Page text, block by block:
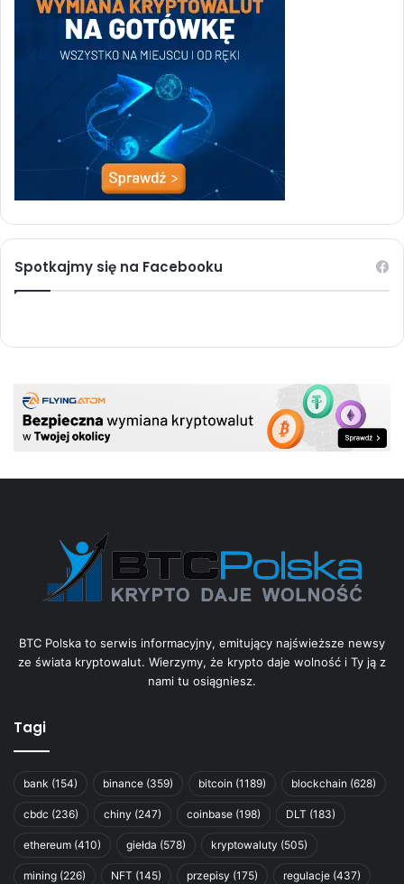
Spotkajmy się na Facebooku
BTC Polska to serwis informacyjny, emitujący najświeższe newsy
ze świata kryptowalut. Wierzymy, że krypto daje wolność i Ty ją z
nami tu osiągniesz.
Tagi
bank (154) binance (359) bitcoin (1189) blockchain (628)
cbdc (236) chiny (247) coinbase (198) DLT (183)
ethereum (410) giełda (578) kryptowaluty (505)
mining (226) NFT (145) przepisy (175) regulacje (437)